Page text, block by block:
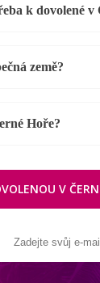
k dovolené v
země?
Hoře?
V